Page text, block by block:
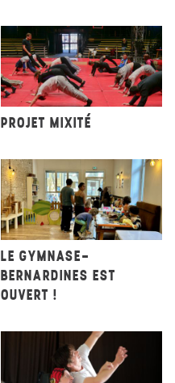
PROJET MIXITÉ
LE GYMNASE-
BERNARDINES EST
OUVERT !